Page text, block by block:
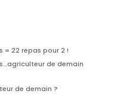
= 22 repas pour 2 !
de demain
de demain ?